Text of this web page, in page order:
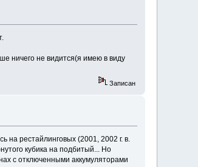
ничего не видится(я имею в виду
Записан
на рестайлинговых (2001, 2002 г. в.
кубика на подбитый... Но
с отключенными аккумуляторами